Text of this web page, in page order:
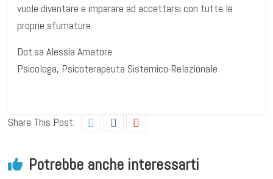
vuole diventare e imparare ad accettarsi con tutte le
proprie sfumature.
Dot.sa Alessia Amatore
Psicologa, Psicoterapeuta Sistemico-Relazionale
Share This Post:
Potrebbe anche interessarti